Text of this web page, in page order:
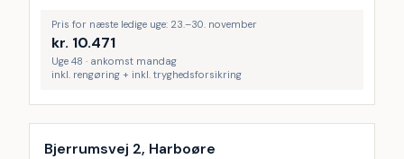
Pris for næste ledige uge: 23.–30. november
kr. 10.471
Uge 48 · ankomst mandag
inkl. rengøring + inkl. tryghedsforsikring
LAST MINUTE
Bjerrumsvej 2, Harboøre